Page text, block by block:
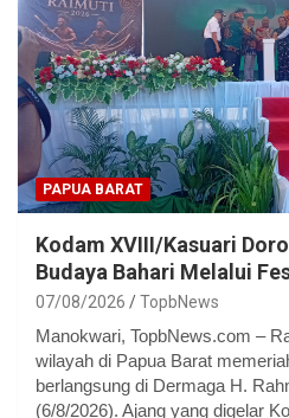
PAPUA BARAT
Kodam XVIII/Kasuari
Budaya Bahari Melalui
07/08/2026 TopbNews
Manokwari, TopbNews.com –
wilayah di Papua Barat
berlangsung di Dermaga H.
(6/8/2026). Ajang yang digelar